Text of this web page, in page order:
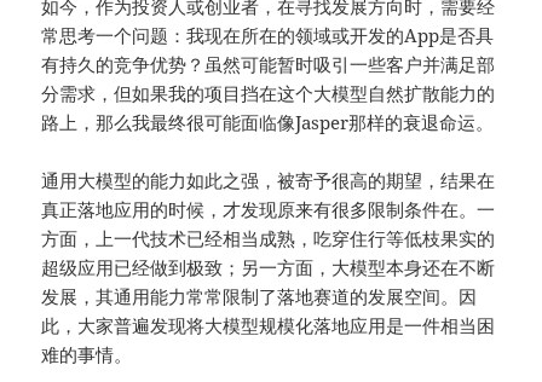
如今，作为投资人或创业者，在寻找发展方向时，需要经
常思考一个问题：我现在所在的领域或开发的App是否具
有持久的竞争优势？虽然可能暂时吸引一些客户并满足部
分需求，但如果我的项目挡在这个大模型自然扩散能力的
路上，那么我最终很可能面临像Jasper那样的衰退命运。
通用大模型的能力如此之强，被寄予很高的期望，结果在
真正落地应用的时候，才发现原来有很多限制条件在。一
方面，上一代技术已经相当成熟，吃穿住行等低枝果实的
超级应用已经做到极致；另一方面，大模型本身还在不断
发展，其通用能力常常限制了落地赛道的发展空间。因
此，大家普遍发现将大模型规模化落地应用是一件相当困
难的事情。